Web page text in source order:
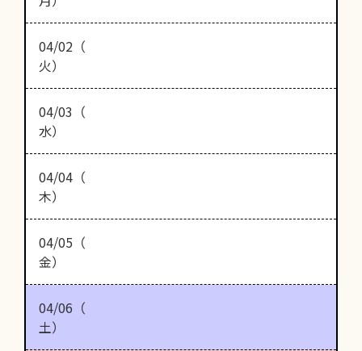
04/02（
火）
04/03（
水）
04/04（
木）
04/05（
金）
04/06（
土）